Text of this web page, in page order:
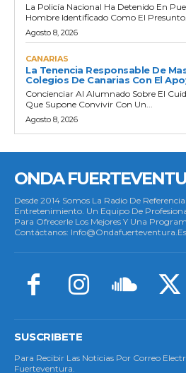
La Policía Nacional Ha Detenido En
Hombre Identificado Como El Presunto...
Agosto 8, 2026
CANARIAS
La Tenencia Responsable De
Colegios De Canarias Con El
Concienciar Al Alumnado Sobre El
Que Supone Convivir Con Un...
Agosto 8, 2026
ONDA
Desde 2014 Somos La Radio De
Entretenimiento. Un Equipo De
Para Ofrecerle Los Mejores Y Una
Contáctanos: Info@ondafuerteventura.es
SUSCRIBETE
Para Recibir Las Noticias Por Correo
Fuerteventura.